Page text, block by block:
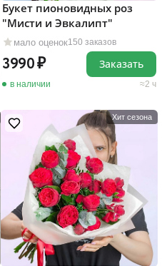
мало оценок150 заказов
Букет пионовидных роз
"Мисти и Эвкалипт"
3990
в наличии 2 ч
Заказать
Хит сезона